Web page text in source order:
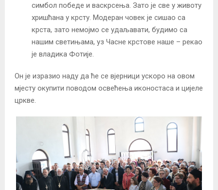
симбол победе и васкрсења. Зато је све у животу
хришћана у крсту. Модеран човек је сишао са
крста, зато немојмо се удаљавати, будимо са
нашим светињама, уз Часне крстове наше – рекао
је владика Фотије.
Он је изразио наду да ће се вјерници ускоро на овом
мјесту окупити поводом освећења иконостаса и цијеле
цркве.